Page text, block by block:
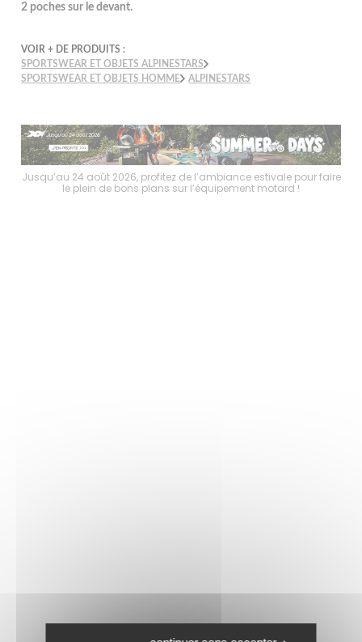
2 poches sur le devant.
VOIR + DE PRODUITS :
SPORTSWEAR ET OBJETS ALPINESTARS
SPORTSWEAR ET OBJETS HOMME
ALPINESTARS
Jusqu’au 24 août 2026, profitez de l’ambiance estivale pour faire
le plein de bons plans sur l’équipement motard !